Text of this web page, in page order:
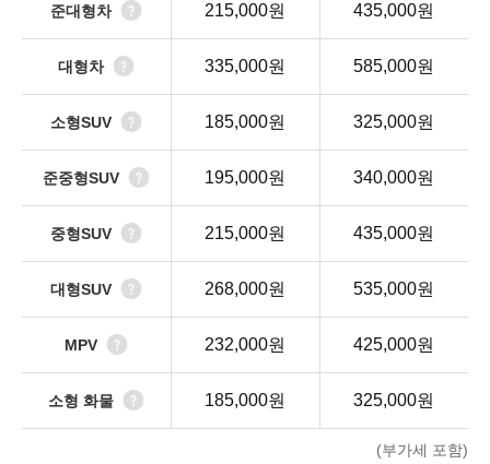
준대형차 215,000원 435,000원
대형차 335,000원 585,000원
소형SUV 185,000원 325,000원
준중형SUV 195,000원 340,000원
중형SUV 215,000원 435,000원
대형SUV 268,000원 535,000원
MPV 232,000원 425,000원
소형 화물 185,000원 325,000원
(부가세 포함)